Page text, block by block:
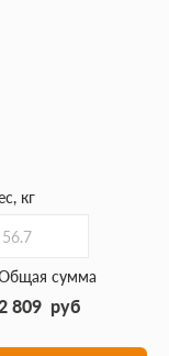
кг
56.7
сумма
809 руб